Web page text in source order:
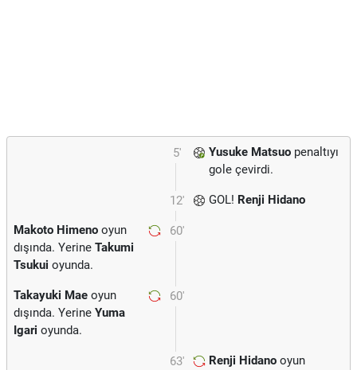
5' Yusuke Matsuo penaltıyı
gole çevirdi.
12' GOL! Renji Hidano
60'
Makoto Himeno oyun
dışında. Yerine Takumi
Tsukui oyunda.
60'
Takayuki Mae oyun
dışında. Yerine Yuma
Igari oyunda.
63' Renji Hidano oyun